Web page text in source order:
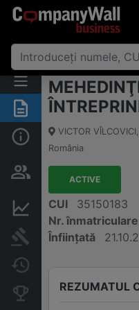
Rezumat
Informații de bază
Persoane și structură
proprietate
Informații financiare
Publicații în instanță
Companii concurente
VICTOR
România
ACTIVE
CUI
35150183
Nr.
Înființată
REZUMATUL